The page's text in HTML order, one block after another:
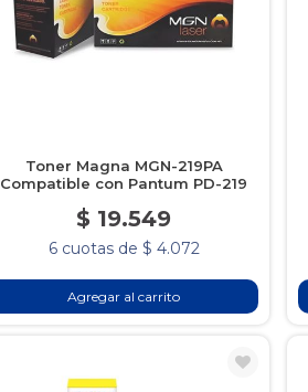
Toner Magna MGN-219PA
Compatible con Pantum PD-219
$ 19.549
6 cuotas de $ 4.072
Agregar al carrito